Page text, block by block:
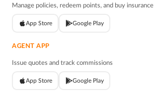
Manage policies, redeem points, and buy insurance
App Store Google Play
AGENT APP
Issue quotes and track commissions
App Store Google Play